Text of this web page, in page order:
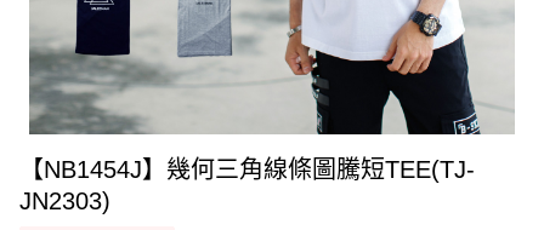
【NB1454J】幾何三角線條圖騰短TEE(TJ-
JN2303)